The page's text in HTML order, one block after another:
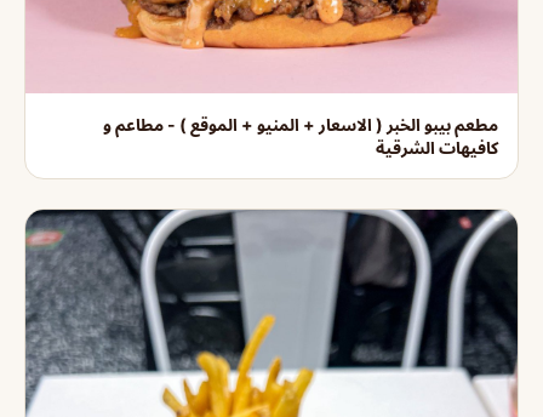
مطعم بيبو الخبر ( الاسعار + المنيو + الموقع ) - مطاعم و
كافيهات الشرقية